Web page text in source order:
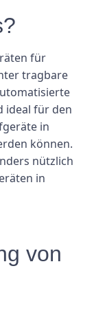
für
tragbare
ideal für den
in
können.
nützlich
in
von